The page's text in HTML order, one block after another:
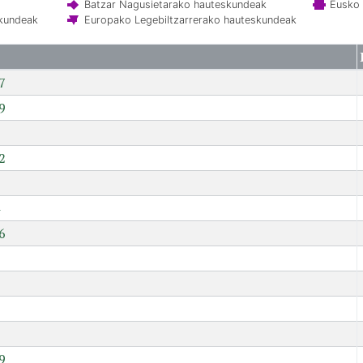
Batzar Nagusietarako hauteskundeak
Europako Legebiltzarrerako hauteskundeak